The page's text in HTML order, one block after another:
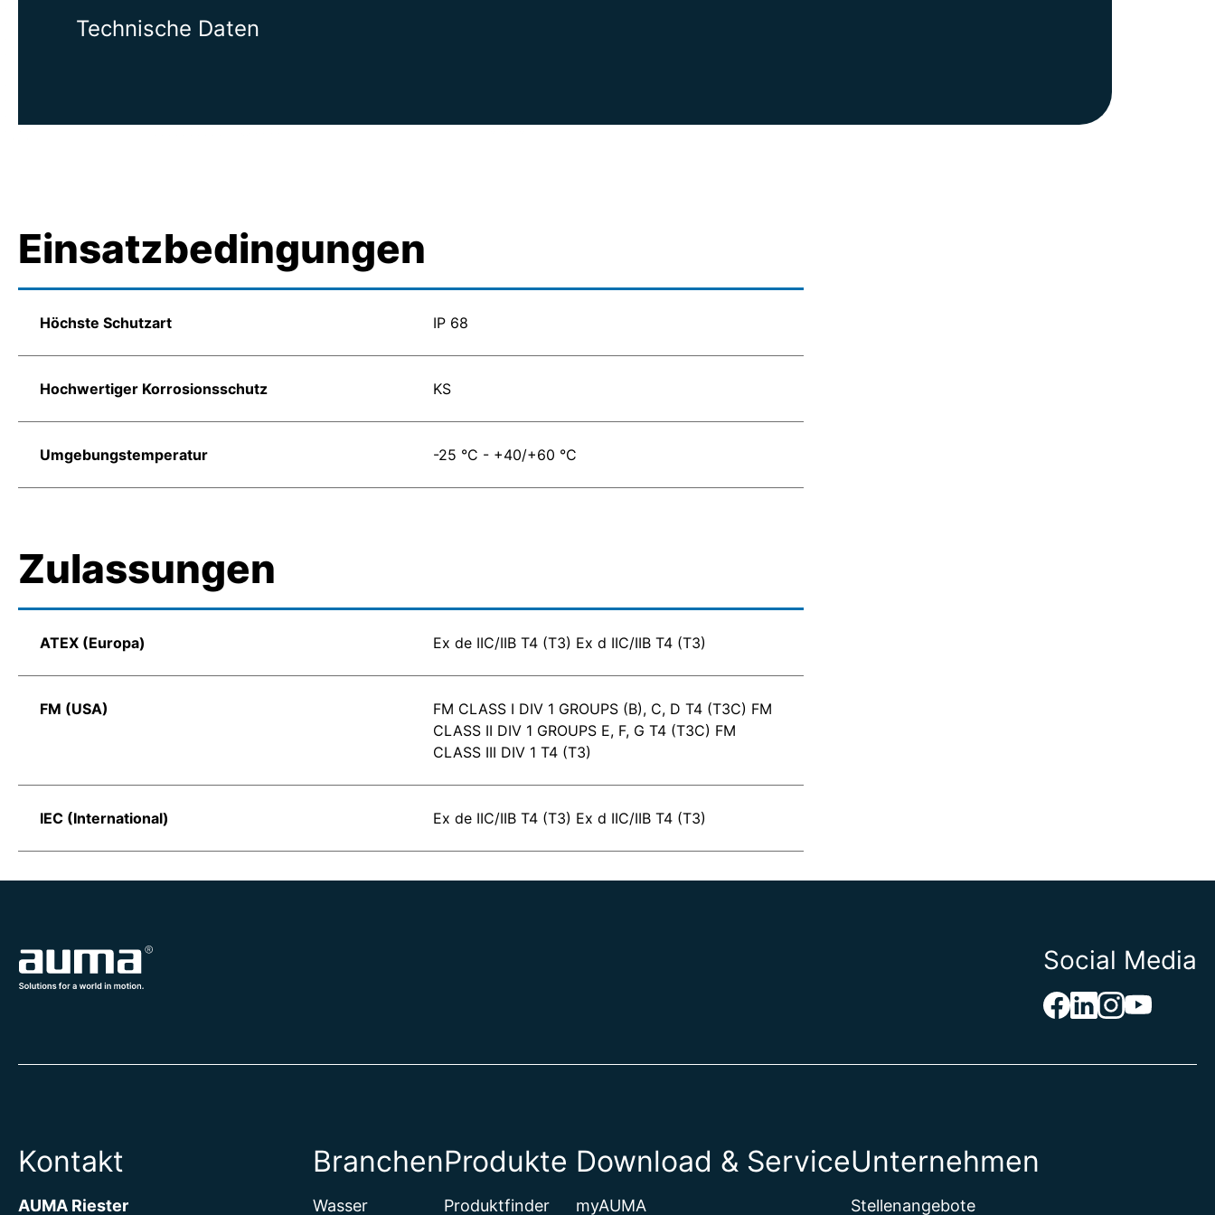
Technische Daten
Einsatzbedingungen
Höchste Schutzart IP 68
Hochwertiger Korrosionsschutz KS
Umgebungstemperatur -25 °C - +40/+60 °C
Zulassungen
ATEX (Europa) Ex de IIC/IIB T4 (T3) Ex d IIC/IIB T4 (T3)
FM (USA)
FM CLASS I DIV 1 GROUPS (B), C, D T4 (T3C) FM
CLASS II DIV 1 GROUPS E, F, G T4 (T3C) FM
CLASS III DIV 1 T4 (T3)
IEC (International) Ex de IIC/IIB T4 (T3) Ex d IIC/IIB T4 (T3)
Social Media
Kontakt
AUMA Riester
Branchen
Wasser
Produkte
Produktfinder
Download & Service
myAUMA
Unternehmen
Stellenangebote